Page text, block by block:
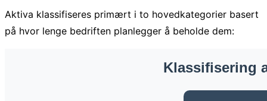
Aktiva klassifiseres primært i to hovedkategorier basert
på hvor lenge bedriften planlegger å beholde dem: